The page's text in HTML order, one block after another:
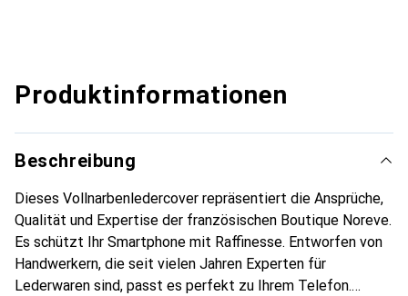
Produktinformationen
Beschreibung
Dieses Vollnarbenledercover repräsentiert die Ansprüche,
Qualität und Expertise der französischen Boutique Noreve.
Es schützt Ihr Smartphone mit Raffinesse. Entworfen von
Handwerkern, die seit vielen Jahren Experten für
Lederwaren sind, passt es perfekt zu Ihrem Telefon.